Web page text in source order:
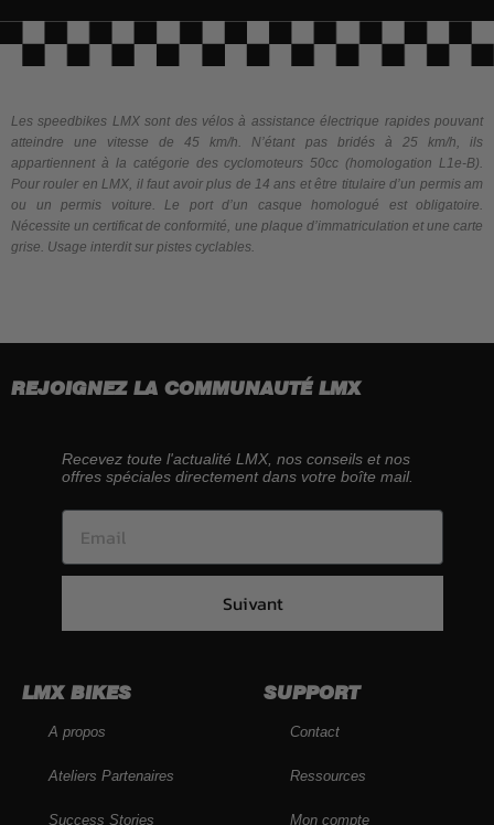
Les speedbikes LMX sont des vélos à assistance électrique rapides pouvant
atteindre une vitesse de 45 km/h. N’étant pas bridés à 25 km/h, ils
appartiennent à la catégorie des cyclomoteurs 50cc (homologation L1e-B).
Pour rouler en LMX, il faut avoir plus de 14 ans et être titulaire d’un permis am
ou un permis voiture. Le port d’un casque homologué est obligatoire.
Nécessite un certificat de conformité, une plaque d’immatriculation et une carte
grise. Usage interdit sur pistes cyclables.
REJOIGNEZ LA COMMUNAUTÉ LMX
Recevez toute l'actualité LMX, nos conseils et nos
offres spéciales directement dans votre boîte mail.
Suivant
LMX BIKES
A propos
Ateliers Partenaires
Success Stories
SUPPORT
Contact
Ressources
Mon compte